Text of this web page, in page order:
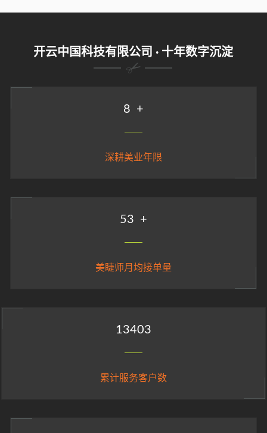
开云中国科技有限公司 · 十年数字沉淀
9 +
深耕美业年限
58 +
美睫师月均接单量
14914
累计服务客户数